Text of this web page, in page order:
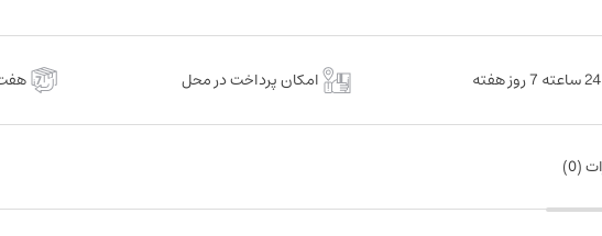
Ultra
سه
2.5
24 ساعته 7 روز هفته امکان پرداخت در محل
(
0
)